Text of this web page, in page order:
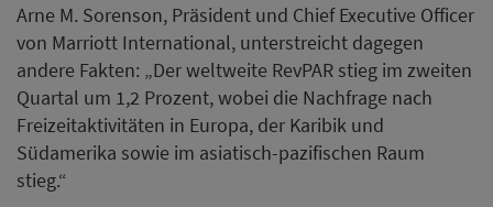
Arne M. Sorenson, Präsident und Chief Executive Officer
von Marriott International, unterstreicht dagegen
andere Fakten: „Der weltweite RevPAR stieg im zweiten
Quartal um 1,2 Prozent, wobei die Nachfrage nach
Freizeitaktivitäten in Europa, der Karibik und
Südamerika sowie im asiatisch-pazifischen Raum
stieg.“